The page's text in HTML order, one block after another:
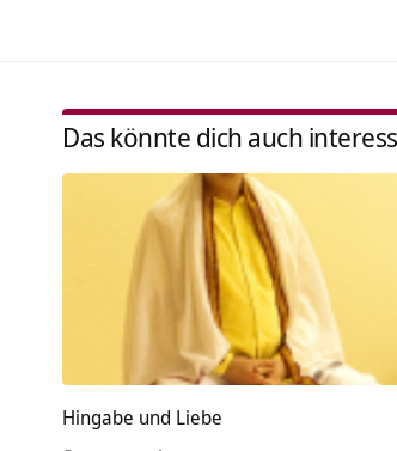
Das könnte dich auch
Hingabe und Liebe